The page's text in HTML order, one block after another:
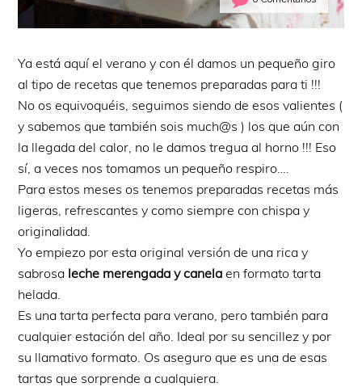
Ya está aquí el verano y con él damos un pequeño giro
al tipo de recetas que tenemos preparadas para ti !!!
No os equivoquéis, seguimos siendo de esos valientes (
y sabemos que también sois much@s ) los que aún con
la llegada del calor, no le damos tregua al horno !!! Eso
sí, a veces nos tomamos un pequeño respiro….
Para estos meses os tenemos preparadas recetas más
ligeras, refrescantes y como siempre con chispa y
originalidad.
Yo empiezo por esta original versión de una rica y
sabrosa leche merengada y canelaen formato tarta
helada.
Es una tarta perfecta para verano, pero también para
cualquier estación del año. Ideal por su sencillez y por
su llamativo formato. Os aseguro que es una de esas
tartas que sorprende a cualquiera.